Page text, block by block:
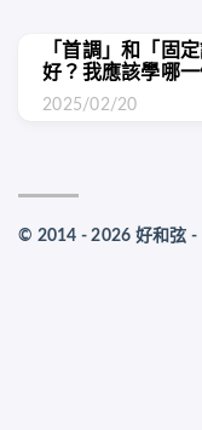
「首調」和「固
好？我應該學哪一
2025/02/20
© 2014 - 2026 好和弦 -